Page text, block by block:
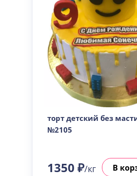
торт детский без
№2105
1350 ₽/кг В